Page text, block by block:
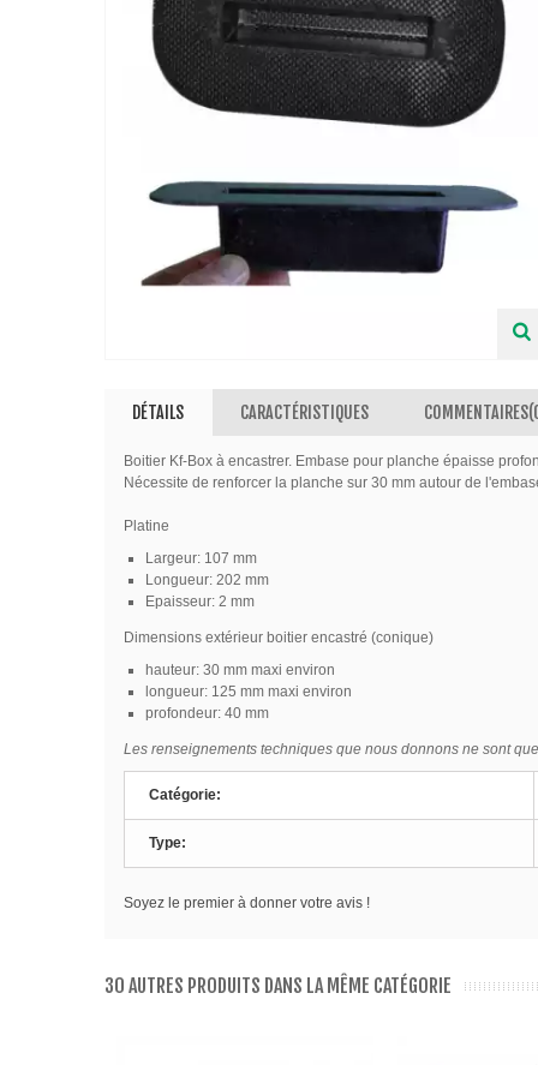
DÉTAILS CARACTÉRISTIQUES
Boitier Kf-Box à encastrer. Embase pour planche épaisse
Nécessite de renforcer la planche sur 30 mm autour de
Platine
Largeur: 107 mm
Longueur: 202 mm
Epaisseur: 2 mm
Dimensions extérieur boitier encastré (conique)
hauteur: 30 mm maxi environ
longueur: 125 mm maxi environ
profondeur: 40 mm
Les renseignements techniques que nous donnons ne sont
Catégorie:
Type:
Soyez le premier à donner votre avis !
30 AUTRES PRODUITS DANS LA MÊME CATÉGORIE